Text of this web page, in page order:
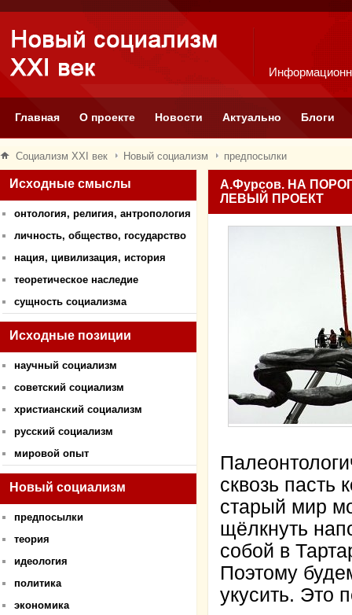
Главная О проекте Новости Актуально Блоги
Социализм XXI век Новый социализм предпосылки
Исходные смыслы
онтология, религия, антропология
личность, общество, государство
нация, цивилизация, история
теоретическое наследие
сущность социализма
Исходные позиции
научный социализм
советский социализм
христианский социализм
русский социализм
мировой опыт
Новый социализм
предпосылки
теория
идеология
политика
экономика
А.Фурсов. НА
ЛЕВЫЙ ПРОЕКТ
сквозь пасть
старый мир
щёлкнуть
собой в
Поэтому
укусить. Это